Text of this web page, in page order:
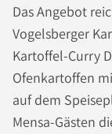
Das Angebot
Vogelsberger
Kartoffel-Curry
Ofenkartoffen
auf dem
Mensa-Gästen